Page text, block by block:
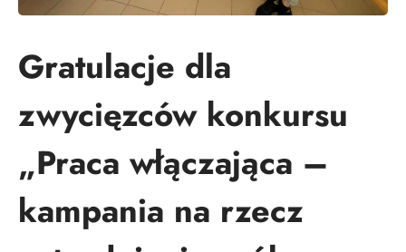
Gratulacje dla
zwycięzców konkursu
„Praca włączająca –
kampania na rzecz